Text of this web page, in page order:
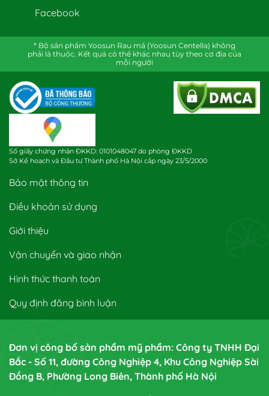
Facebook
* Bộ sản phẩm Yoosun Rau má (Yoosun Centella) không
phải là thuốc. Kết quả có thể khác nhau tùy theo cơ địa của
mỗi người
Số giấy chứng nhận ĐKKD: 0101048047 do phòng ĐKKD
Sở Kế hoạch và Đầu tư Thành phố Hà Nội cấp ngày 23/5/2000
Bảo mật thông tin
Điều khoản sử dụng
Giới thiệu
Vận chuyển và giao nhận
Hình thức thanh toán
Quy định đăng bình luận
Đơn vị công bố sản phẩm mỹ phẩm: Công ty TNHH Đại
Bắc - Số 11, đường Công Nghiệp 4, Khu Công Nghiệp Sài
Đồng B, Phường Long Biên, Thành phố Hà Nội